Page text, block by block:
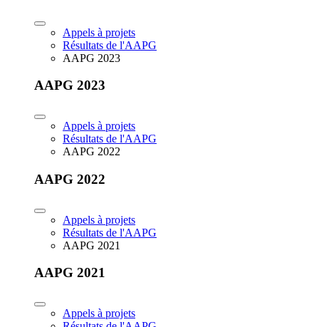
Appels à projets
Résultats de l'AAPG
AAPG 2023
AAPG 2023
Appels à projets
Résultats de l'AAPG
AAPG 2022
AAPG 2022
Appels à projets
Résultats de l'AAPG
AAPG 2021
AAPG 2021
Appels à projets